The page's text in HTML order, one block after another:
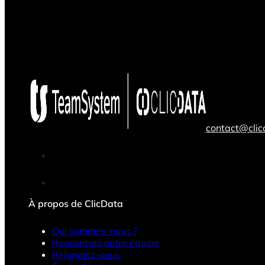
À propos de ClicData
Qui sommes-nous ?
Rencontrez notre équipe
Rejoignez-nous